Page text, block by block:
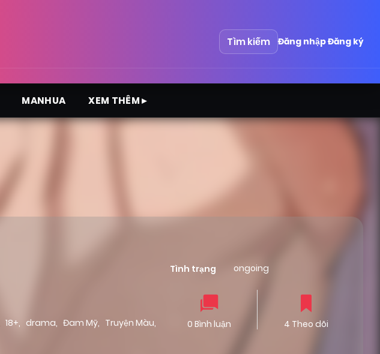
Tìm kiếm Đăng nhậpĐăng ký
MANHUA XEM THÊM ▸
18+, drama, Đam Mỹ, Truyện Màu,
Tình trạng ongoing
0 Bình luận 4 Theo dõi